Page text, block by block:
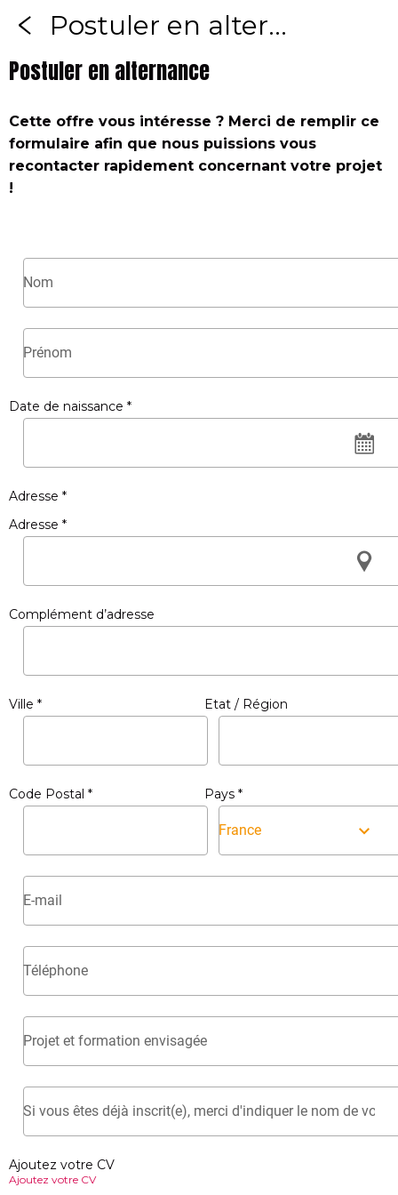
Postuler en alternance
Postuler en alternance
Cette offre vous intéresse ? Merci de remplir ce
formulaire afin que nous puissions vous
recontacter rapidement concernant votre projet
!
Date de naissance *
Adresse *
Adresse *
Complément d’adresse
Ville * Etat / Région
Code Postal * Pays *
France
Ajoutez votre CV
Ajoutez votre CV